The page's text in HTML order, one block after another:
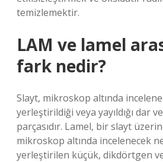
temizlemektir.
LAM ve lamel
fark nedir?
Slayt, mikroskop altında
yerleştirildiği veya yayıldığı dar
parçasıdır. Lamel, bir slayt
mikroskop altında incelenecek
yerleştirilen küçük, dikdörtgen